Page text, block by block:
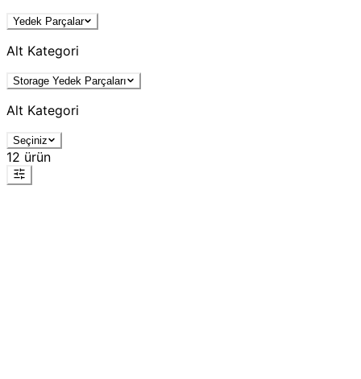
Yedek Parçalar
Alt Kategori
Storage Yedek Parçaları
Alt Kategori
Seçiniz
12 ürün